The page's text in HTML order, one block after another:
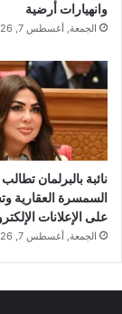
وانهيارات أرضية
الجمعة, أغسطس 7, 2026 3:00 م
نائبة بالبرلمان
السمسرة العقارية
على الإعلانات
الجمعة, أغسطس 7, 2026 2:02 م